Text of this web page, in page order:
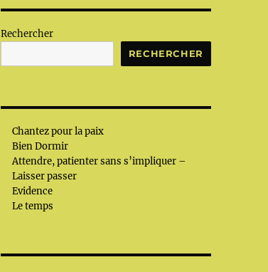
Rechercher
RECHERCHER
Chantez pour la paix
Bien Dormir
Attendre, patienter sans s’impliquer –
Laisser passer
Evidence
Le temps